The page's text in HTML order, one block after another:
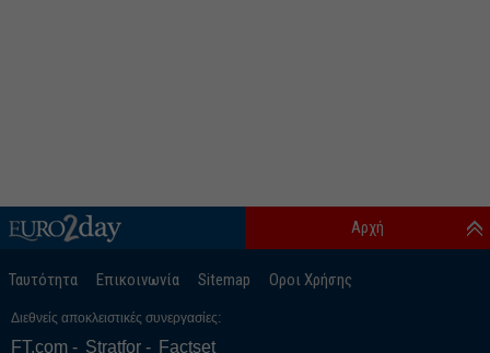
Ταυτότητα Επικοινωνία Sitemap Οροι Χρήσης
Αρχή
Διεθνείς αποκλειστικές συνεργασίες:
FT.com Stratfor Factset